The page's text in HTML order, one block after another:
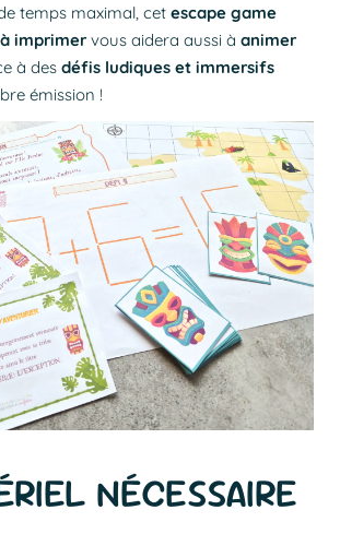
temps maximal, cet escape game
imprimervous aidera aussi à animer
à des défis ludiques et immersifs
émission !
NÉCESSAIRE